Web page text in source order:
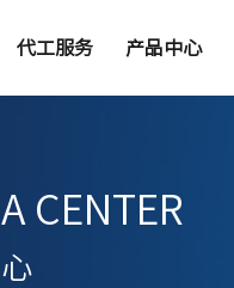
代工服务 产品中心
CENTER